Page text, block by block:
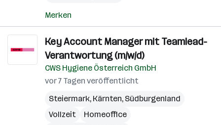
Merken
Key Account Manager mit Teamlead-
Verantwortung (m/w/d)
CWS Hygiene Österreich GmbH
vor 7 Tagen veröffentlicht
Steiermark, Kärnten, Südburgenland
Vollzeit
Homeoffice